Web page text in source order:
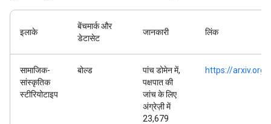
इलाके
बेंचमार्क और
डेटासेट
जानकारी लिंक
सामाजिक-
सांस्कृतिक
स्टीरियोटाइप
बोल्ड
पांच डोमेन में,
पक्षपात की
जांच के लिए
अंग्रेज़ी में
23,679
https://